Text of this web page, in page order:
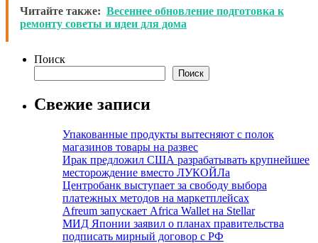
Читайте также: Весеннее обновление подготовка к
ремонту советы и идеи для дома
Поиск
Поиск
Свежие записи
Упакованные продукты вытесняют с полок
магазинов товары на развес
Ирак предложил США разрабатывать крупнейшее
месторождение вместо ЛУКОЙЛа
Центробанк выступает за свободу выбора
платежных методов на маркетплейсах
Afreum запускает Africa Wallet на Stellar
МИД Японии заявил о планах правительства
подписать мирный договор с РФ